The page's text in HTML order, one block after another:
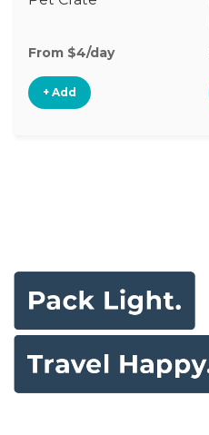
From $4/day
+ Add